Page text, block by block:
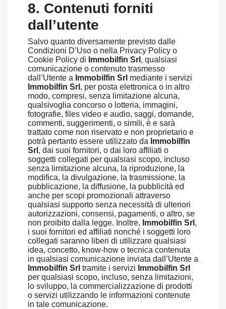
8. Contenuti forniti
dall’utente
Salvo quanto diversamente previsto dalle
Condizioni D’Uso o nella Privacy Policy o
Cookie Policy di Immobilfin Srl , qualsiasi
comunicazione o contenuto trasmesso
dall’Utente a Immobilfin Srl mediante i servizi
Immobilfin Srl , per posta elettronica o in altro
modo, compresi, senza limitazione alcuna,
qualsivoglia concorso o lotteria, immagini,
fotografie, files video e audio, saggi, domande,
commenti, suggerimenti, o simili, è e sarà
trattato come non riservato e non proprietario e
potrà pertanto essere utilizzato da Immobilfin
Srl , dai suoi fornitori, o dai loro affiliati o
soggetti collegati per qualsiasi scopo, incluso
senza limitazione alcuna, la riproduzione, la
modifica, la divulgazione, la trasmissione, la
pubblicazione, la diffusione, la pubblicità ed
anche per scopi promozionali attraverso
qualsiasi supporto senza necessità di ulteriori
autorizzazioni, consensi, pagamenti, o altro, se
non proibito dalla legge. Inoltre, Immobilfin Srl ,
i suoi fornitori ed affiliati nonché i soggetti loro
collegati saranno liberi di utilizzare qualsiasi
idea, concetto, know-how o tecnica contenuta
in qualsiasi comunicazione inviata dall’Utente a
Immobilfin Srl tramite i servizi Immobilfin Srl
per qualsiasi scopo, incluso, senza limitazioni,
lo sviluppo, la commercializzazione di prodotti
o servizi utilizzando le informazioni contenute
in tale comunicazione.